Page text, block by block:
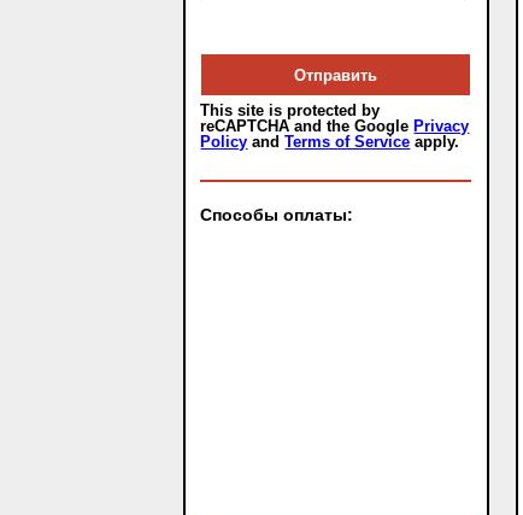
This site is protected by
reCAPTCHA and the Google Privacy
Policy andTerms of Service apply.
Способы оплаты: